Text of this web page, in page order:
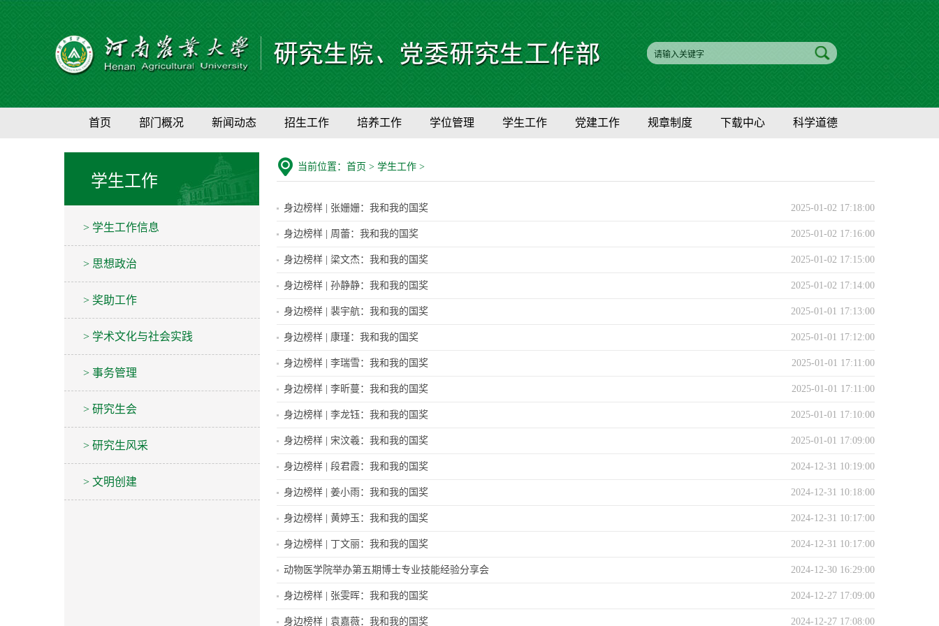
首页 部门概况 新闻动态 招生工作 培养工作 学位管理 学生工作 党建工作 规章制度 下载中心 科学道德
学生工作
> 学生工作信息
> 思想政治
> 奖助工作
> 学术文化与社会实践
> 事务管理
> 研究生会
> 研究生风采
> 文明创建
当前位置： 首页 > 学生工作 >
2025-01-02 17:18:00
身边榜样 | 张姗姗：我和我的国奖
2025-01-02 17:16:00
身边榜样 | 周蕾：我和我的国奖
2025-01-02 17:15:00
身边榜样 | 梁文杰：我和我的国奖
2025-01-02 17:14:00
身边榜样 | 孙静静：我和我的国奖
2025-01-01 17:13:00
身边榜样 | 裴宇航：我和我的国奖
2025-01-01 17:12:00
身边榜样 | 康瑾：我和我的国奖
2025-01-01 17:11:00
身边榜样 | 李瑞雪：我和我的国奖
2025-01-01 17:11:00
身边榜样 | 李昕蔓：我和我的国奖
2025-01-01 17:10:00
身边榜样 | 李龙钰：我和我的国奖
2025-01-01 17:09:00
身边榜样 | 宋汶羲：我和我的国奖
2024-12-31 10:19:00
身边榜样 | 段君霞：我和我的国奖
2024-12-31 10:18:00
身边榜样 | 姜小雨：我和我的国奖
2024-12-31 10:17:00
身边榜样 | 黄婷玉：我和我的国奖
2024-12-31 10:17:00
身边榜样 | 丁文丽：我和我的国奖
2024-12-30 16:29:00
动物医学院举办第五期博士专业技能经验分享会
2024-12-27 17:09:00
身边榜样 | 张雯晖：我和我的国奖
2024-12-27 17:08:00
身边榜样 | 袁嘉薇：我和我的国奖